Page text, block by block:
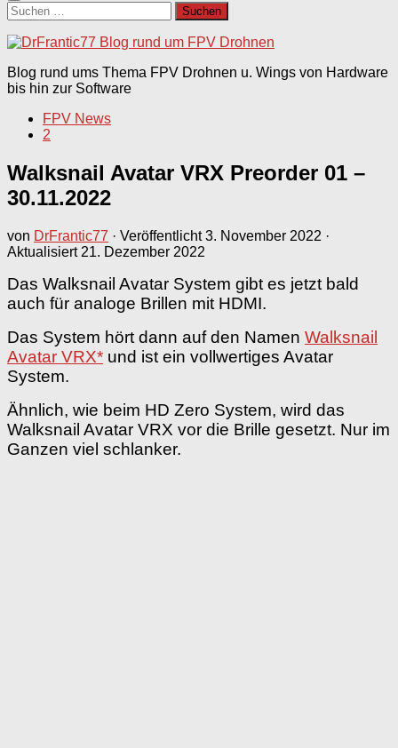
Suchen
nach:
Blog rund ums Thema FPV Drohnen u. Wings von Hardware
bis hin zur Software
FPV News
2
Walksnail Avatar VRX Preorder 01 –
30.11.2022
von DrFrantic77 · Veröffentlicht3. November 2022 ·
Aktualisiert 21. Dezember 2022
Das Walksnail Avatar System gibt es jetzt bald
auch für analoge Brillen mit HDMI.
Das System hört dann auf den Namen Walksnail
Avatar VRX* und ist ein vollwertiges Avatar
System.
Ähnlich, wie beim HD Zero System, wird das
Walksnail Avatar VRX vor die Brille gesetzt. Nur im
Ganzen viel schlanker.